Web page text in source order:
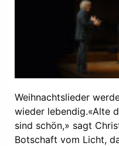
Weihnachtslieder
wieder lebendig.«Alte
sind schön,» sagt
Botschaft vom Licht,